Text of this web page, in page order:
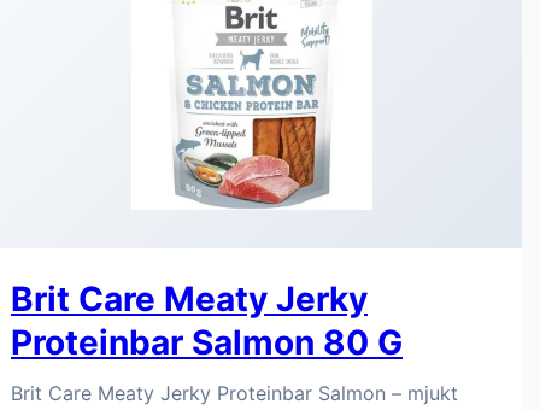
Brit Care Meaty Jerky
Proteinbar Salmon 80 G
Brit Care Meaty Jerky Proteinbar Salmon – mjukt